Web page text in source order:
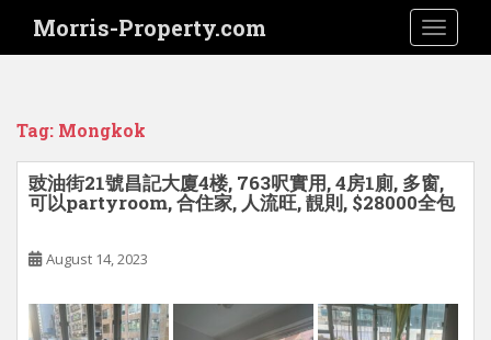
i
Morris-Property.com
Tag: Mongkok
豉油街21號昌記大廈4楼, 763呎實用, 4房1廁, 多窗,
可以partyroom, 合住家, 人流旺, 靚則, $28000全包
August 14, 2023